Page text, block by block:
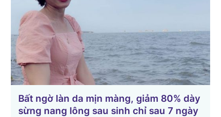
Bất ngờ làn da mịn màng, giảm 80% dày
sừng nang lông sau sinh chỉ sau 7 ngày